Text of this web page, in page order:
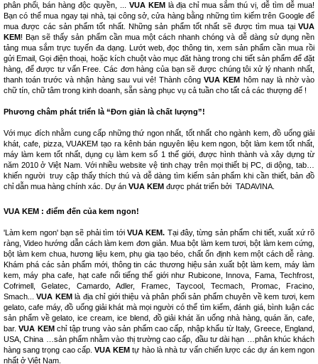
phân phối, bán hàng độc quyền, ... VUA KEMlà địa chỉ mua sắm thú vị, dễ tìm dễ mua!
Bạn có thể mua ngay tại nhà, tại công sở, cửa hàng bằng những tìm kiếm trên Google để
mua được các sản phẩm tốt nhất. Những sản phẩm tốt nhất sẽ được tìm mua tại VUA
KEM! Bạn sẽ thấy sản phẩm cần mua một cách nhanh chóng và dễ dàng sử dụng nền
tảng mua sắm trực tuyến đa dạng. Lướt web, đọc thông tin, xem sản phẩm cần mua rồi
gửi Email, Gọi điện thoại, hoặc kích chuột vào mục đăt hàng trong chi tiết sản phẩm để đặt
hàng, để được tư vấn Free. Các đơn hàng của bạn sẽ được chúng tôi xử lý nhanh nhất,
thanh toán trước và nhận hàng sau vui vẻ! Thành côngVUA KEM hôm nay là nhờ vào
chữ tín, chữ tâm trong kinh doanh, sẵn sàng phục vụ cả tuần cho tất cả các thượng đế !
Phương châm phát triển là “Đơn giản là chất lượng”!
Với mục đích nhằm cung cấp những thứ ngon nhất, tốt nhất cho ngành kem, đồ uống giải
khát, cafe, pizza, VUAKEM tạo ra kênh bán nguyên liệu kem ngon, bột làm kem tốt nhất,
máy làm kem tốt nhất, dụng cụ làm kem số 1 thế giới, được hình thành và xây dựng từ
năm 2010 ở Việt Nam. Với nhiều website vệ tinh chạy trên mọi thiết bị PC, di dộng, tab…
khiến người truy cập thấy thích thú và dễ dàng tìm kiếm sản phẩm khi cần thiết, bản đồ
chỉ dẫn mua hàng chính xác. Dự án VUA KEM được phát triển bởi TADAVINA
VUA KEM : điểm đến của kem ngon!
'Làm kem ngon' bạn sẽ phải tìm tới VUA KEM. Tại đây, từng sản phẩm chi tiết, xuất xứ rõ
ràng, Video hướng dẫn cách làm kem đơn giản. Mua bột làm kem tươi, bột làm kem cứng,
bột làm kem chua, hương liệu kem, phụ gia tạo béo, chất ổn định kem một cách dễ ràng.
Khám phá các sản phẩm mới, thông tin các thương hiệu sản xuất bột làm kem, máy làm
kem, máy pha cafe, hạt cafe nổi tiếng thế giới như Rubicone, Innova, Fama, Techfrost,
Cofrimell, Gelatec, Camardo, Adler, Framec, Taycool, Tecmach, Promac, Fracino,
Smach...VUA KEMlà địa chỉ giới thiệu và phân phối sản phẩm chuyên về kem tươi, kem
gelato, cafe máy, đồ uống giải khát mà mọi người có thể tìm kiếm, đánh giá, bình luận các
sản phẩm về gelato, ice cream, ice blend, đồ giải khát ăn uống nhà hàng, quán ăn, cafe,
bar.VUA KEMchỉ tập trung vào sản phẩm cao cấp, nhập khẩu từ Italy, Greece, England,
USA, China …sản phẩm nhằm vào thị trường cao cấp, đầu tư dài hạn …phân khúc khách
hàng sang trọng cao cấp.VUA KEM tự hào là nhà tư vấn chiến lược các dự án kem ngon
nhất ở Việt Nam.